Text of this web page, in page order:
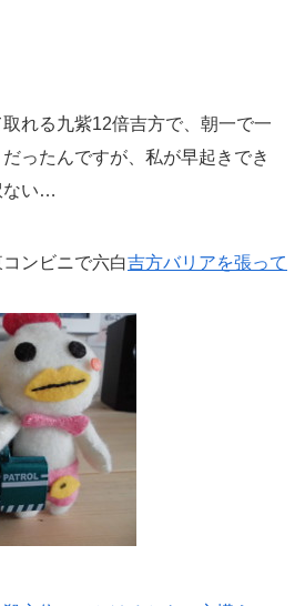
れる九紫12倍吉方で、朝一で一
ったんですが、私が早起きでき
ない…
ンビニで六白吉方バリアを張って